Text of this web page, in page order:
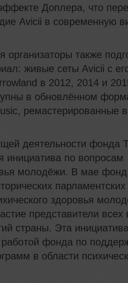
Доплера, что
Avicii в современную
организаторы также
живые сеты Avicii с
в 2012, 2014 и
в обновлённом
ремастерированные
деятельности фонда
инициатива по вопросам
молодёжи. В мае
здоровья
представители всех
страны. Эта
фонда по
в области